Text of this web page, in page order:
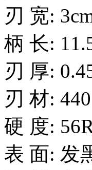
刃 宽:
柄 长:
刃 厚:
刃 材: 440
硬 度:
表 面: 发